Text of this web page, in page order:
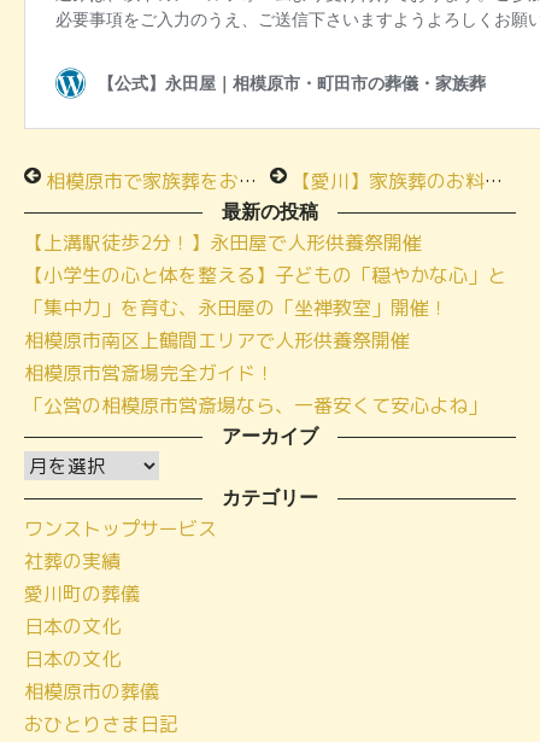
相模原市で家族葬をお考えの方へ 【愛川】家族葬のお料理 試食会 ご案内
最新の投稿
【上溝駅徒歩2分！】永田屋で人形供養祭開催
【小学生の心と体を整える】子どもの「穏やかな心」と
「集中力」を育む、永田屋の「坐禅教室」開催！
相模原市南区上鶴間エリアで人形供養祭開催
相模原市営斎場完全ガイド！
「公営の相模原市営斎場なら、一番安くて安心よね」
アーカイブ
ア
ー
カ
イ
ブ
カテゴリー
ワンストップサービス
社葬の実績
愛川町の葬儀
日本の文化
日本の文化
相模原市の葬儀
おひとりさま日記